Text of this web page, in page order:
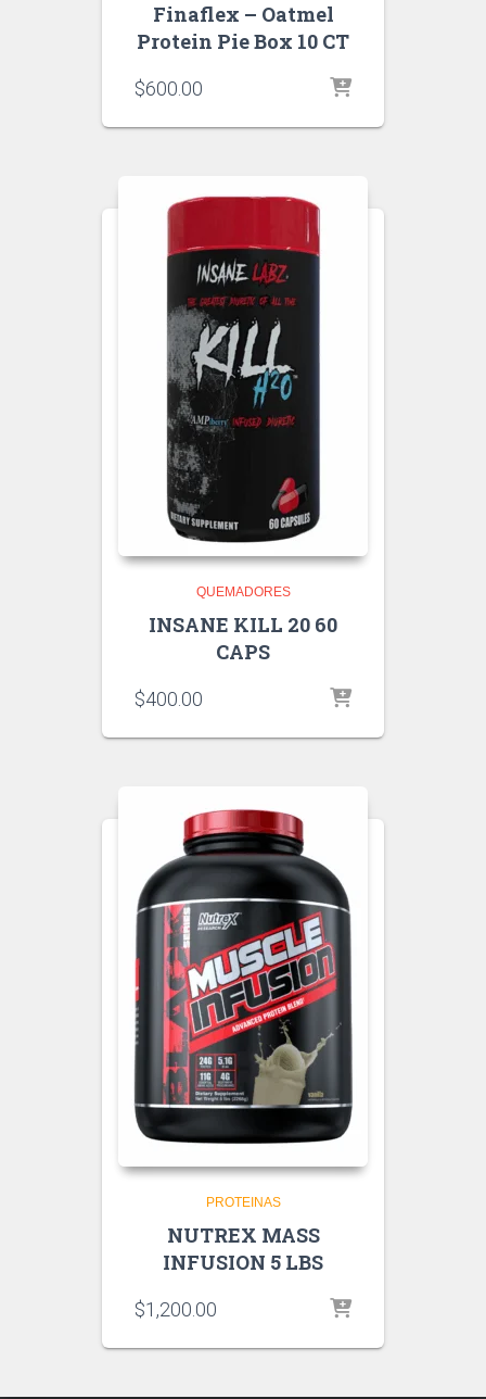
Finaflex – Oatmel
Protein Pie Box 10 CT
$600.00
QUEMADORES
INSANE KILL 20 60
CAPS
$400.00
PROTEINAS
NUTREX MASS
INFUSION 5 LBS
$1,200.00